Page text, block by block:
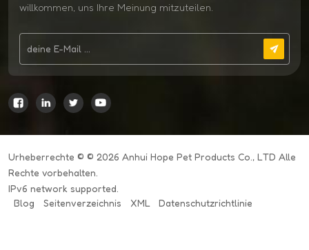
willkommen, uns Ihre Meinung mitzuteilen.
Urheberrechte © © 2026 Anhui Hope Pet Products Co., LTD Alle
Rechte vorbehalten.
IPv6 network supported.
Blog
Seitenverzeichnis XML Datenschutzrichtlinie